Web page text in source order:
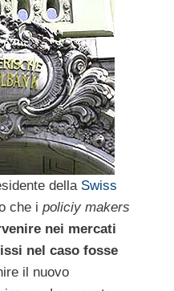
della Swiss
che i policiy makers
nei mercati
nel caso fosse
il nuovo